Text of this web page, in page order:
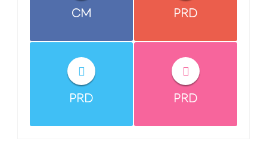
CM PRD
PRD PRD